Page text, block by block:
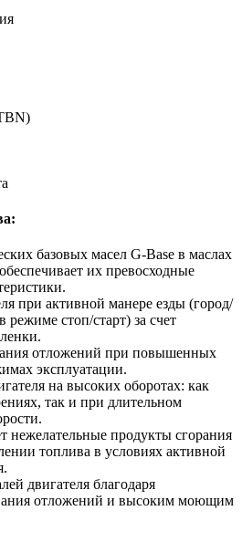
базовых масел G-Base в маслах
их превосходные
при активной манере езды (город/
режиме стоп/старт) за счет
отложений при повышенных
эксплуатации.
на высоких оборотах: как
так и при длительном
нежелательные продукты сгорания
топлива в условиях активной
двигателя благодаря
отложений и высоким моющим